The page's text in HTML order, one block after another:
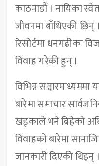
काठमाडौं । नायिका
जीवनमा बाँधिएकी छिन्
रिसोर्टमा धनगढीका
विवाह गरेकी हुन् ।
विभिन्न
बारेमा समाचार
खड्काले भने बिहेको
विवाहको बारेमा
जानकारी दिएकी थिइन् ।